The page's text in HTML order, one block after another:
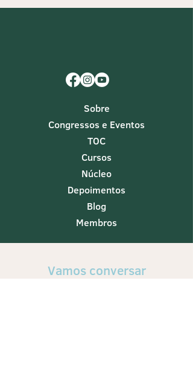
Sobre
Congressos e Eventos
TOC
Cursos
Núcleo
Depoimentos
Blog
Membros
Vamos conversar